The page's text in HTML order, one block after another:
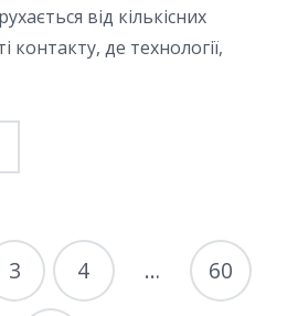
від кількісних
контакту, де технології,
3 4 … 60